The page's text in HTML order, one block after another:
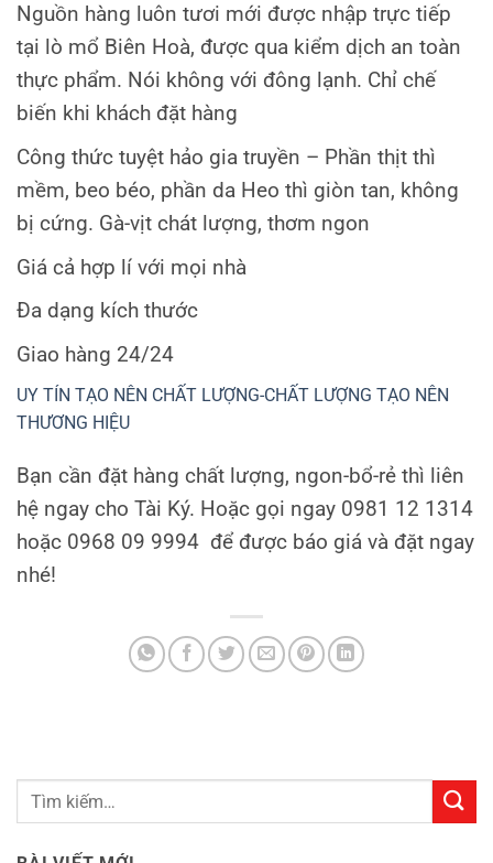
Nguồn hàng luôn tươi mới được nhập trực tiếp
tại lò mổ Biên Hoà, được qua kiểm dịch an toàn
thực phẩm. Nói không với đông lạnh. Chỉ chế
biến khi khách đặt hàng
Công thức tuyệt hảo gia truyền – Phần thịt thì
mềm, beo béo, phần da Heo thì giòn tan, không
bị cứng. Gà-vịt chát lượng, thơm ngon
Giá cả hợp lí với mọi nhà
Đa dạng kích thước
Giao hàng 24/24
UY TÍN TẠO NÊN CHẤT LƯỢNG-CHẤT LƯỢNG TẠO NÊN
THƯƠNG HIỆU
Bạn cần đặt hàng chất lượng, ngon-bổ-rẻ thì liên
hệ ngay cho Tài Ký. Hoặc gọi ngay 0981 12 1314
hoặc 0968 09 9994 để được báo giá và đặt ngay
nhé!